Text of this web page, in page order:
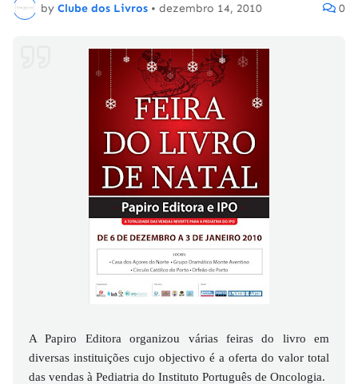
by Clube dos Livros • dezembro 14, 2010 0
A Papiro Editora organizou várias feiras do livro em
diversas instituições cujo objectivo é a oferta do valor total
das vendas à Pediatria do Instituto Português de Oncologia.